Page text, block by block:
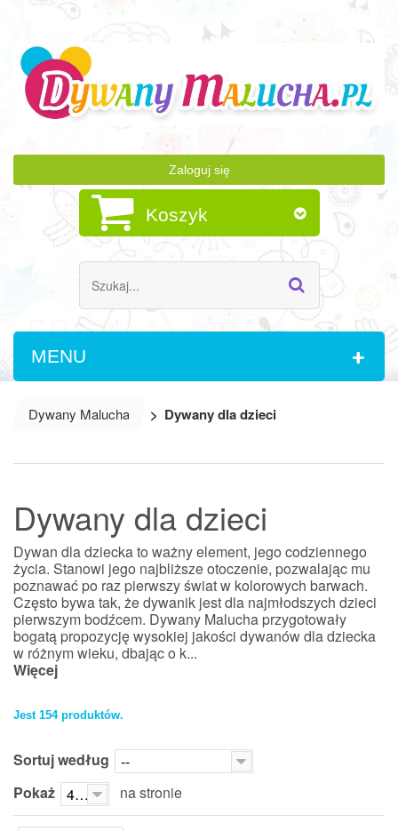
Zaloguj się
Koszyk
MENU
Dywany Malucha > Dywany dla dzieci
Dywany dla dzieci
Dywan dla dziecka to ważny element, jego codziennego
życia. Stanowi jego najbliższe otoczenie, pozwalając mu
poznawać po raz pierwszy świat w kolorowych barwach.
Często bywa tak, że dywanik jest dla najmłodszych dzieci
pierwszym bodźcem. Dywany Malucha przygotowały
bogatą propozycję wysokiej jakości dywanów dla dziecka
w różnym wieku, dbając o k...
Więcej
Jest 154 produktów.
Sortuj według
--
Pokaż
42 na stronie